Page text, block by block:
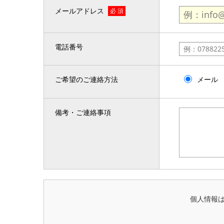
メールアドレス 必 須
電話番号
ご希望のご連絡方法 メール
備考・ご連絡事項
個人情報